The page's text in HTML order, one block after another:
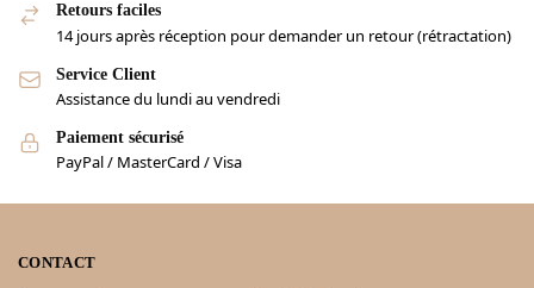
Retours faciles
14 jours après réception pour demander un retour (rétractation)
Service Client
Assistance du lundi au vendredi
Paiement sécurisé
PayPal / MasterCard / Visa
CONTACT